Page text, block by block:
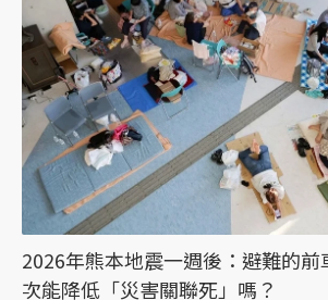
2026年熊本地震一週後：避難的
次能降低「災害關聯死」嗎？